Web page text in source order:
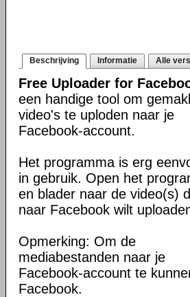
Beschrijving Informatie Alle
Free Uploader for
een handige tool om
video's te uploden naar je
Facebook-account.
Het programma is erg
in gebruik. Open het
en blader naar de video(s)
naar Facebook wilt
Opmerking: Om de
mediabestanden naar je
Facebook-account te
Facebook.